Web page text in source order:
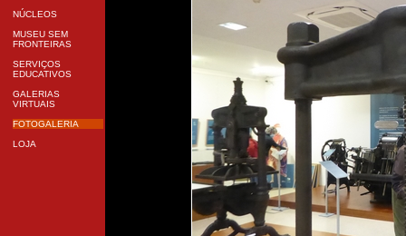
NÚCLEOS
MUSEU SEM
FRONTEIRAS
SERVIÇOS
EDUCATIVOS
GALERIAS
VIRTUAIS
FOTOGALERIA
LOJA